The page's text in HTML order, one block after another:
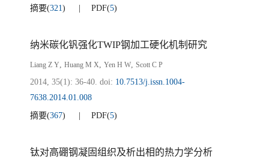
摘要(321) PDF(5)
纳米碳化钒强化TWIP钢加工硬化机制研究
Liang Z Y, Huang M X, Yen H W, Scott C P
2014, 35(1): 36-40. doi: 10.7513/j.issn.1004-
7638.2014.01.008
摘要(367) PDF(5)
钛对高硼钢凝固组织及析出相的热力学分析